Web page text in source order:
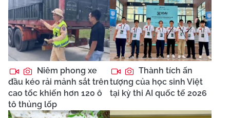
Niêm phong xe
đầu kéo rải mảnh sắt trên
cao tốc khiến hơn 120 ô
tô thủng lốp
Thành tích ấn
tượng của học sinh Việt
tại kỳ thi AI quốc tế 2026